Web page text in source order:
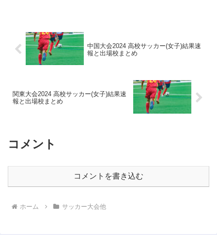
中国大会2024 高校サッカー(女子)結果速
報と出場校まとめ
関東大会2024 高校サッカー(女子)結果速
報と出場校まとめ
コメント
コメントを書き込む
ホーム サッカー大会他